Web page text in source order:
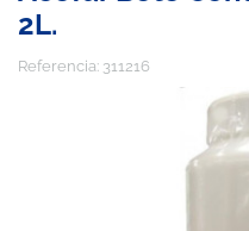
2L.
Referencia: 311216